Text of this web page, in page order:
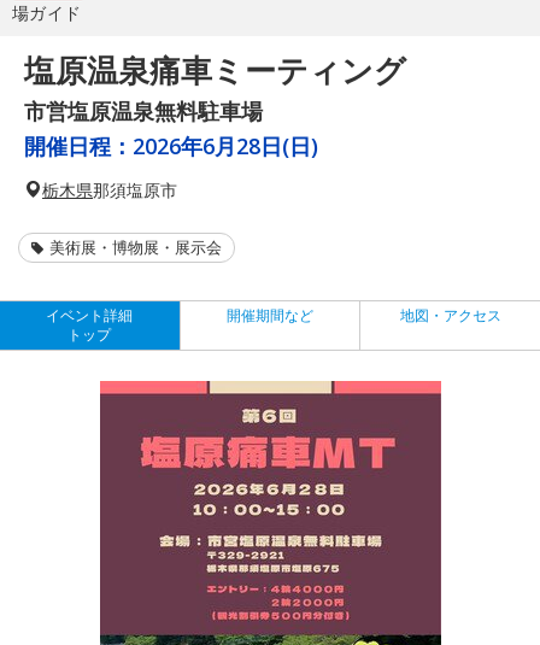
場ガイド
塩原温泉痛車ミーティング
市営塩原温泉無料駐車場
開催日程： 2026年6月28日(日)
栃木県那須塩原市
美術展・博物展・展示会
イベント詳細
トップ
開催期間など 地図・アクセス